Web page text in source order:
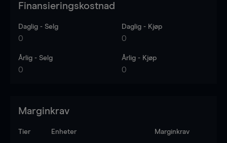
Finansieringskostnad
Daglig - Selg
0
Daglig - Kjøp
0
Årlig - Selg
0
Årlig - Kjøp
0
Marginkrav
Tier Enheter Marginkrav